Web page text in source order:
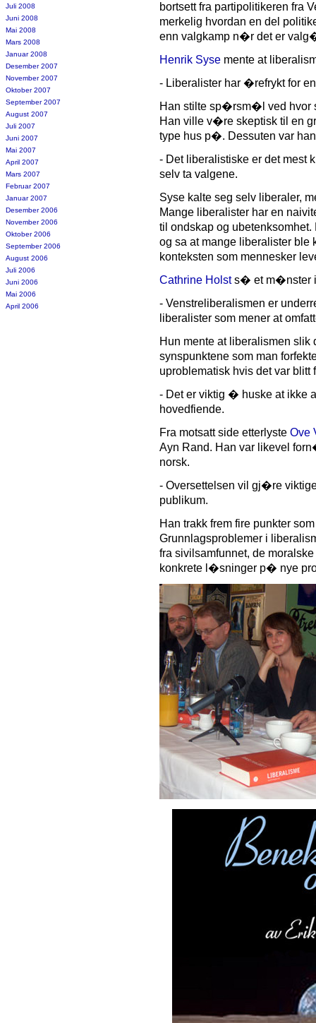
Juli 2008
Juni 2008
Mai 2008
Mars 2008
Januar 2008
Desember 2007
November 2007
Oktober 2007
September 2007
August 2007
Juli 2007
Juni 2007
Mai 2007
April 2007
Mars 2007
Februar 2007
Januar 2007
Desember 2006
November 2006
Oktober 2006
September 2006
August 2006
Juli 2006
Juni 2006
Mai 2006
April 2006
bortsett fra partipolitikeren fra
merkelig hvordan en del
enn valgkamp n�r det er
Henrik Syse mente at
- Liberalister har �refrykt for
Han stilte sp�rsm�l ved hvor
Han ville v�re skeptisk til en
type hus p�. Dessuten var
- Det liberalistiske er det mest
selv ta valgene.
Syse kalte seg selv liberaler,
Mange liberalister har en
til ondskap og
og sa at mange liberalister
konteksten som mennesker
Cathrine Holsts� et m�nster i
- Venstreliberalismen er
liberalister som mener at
Hun mente at liberalismen
synspunktene som man
uproblematisk hvis det var blitt
- Det er viktig � huske at ikke
hovedfiende.
Fra motsatt side etterlyste Ove
Ayn Rand. Han var likevel
norsk.
- Oversettelsen vil gj�re
publikum.
Han trakk frem fire punkter
Grunnlagsproblemer i
fra sivilsamfunnet, de
konkrete l�sninger p� nye